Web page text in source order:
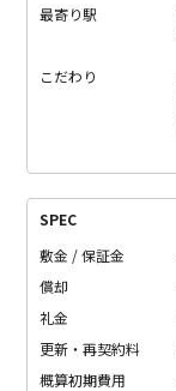
最寄り駅
こだわり
SPEC
敷金 / 保証金
償却
礼金
更新・再契約料
概算初期費用